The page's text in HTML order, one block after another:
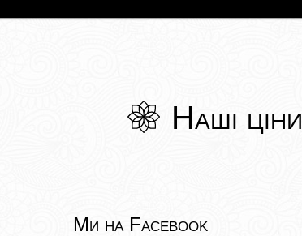
Наші ціни
Ми на Facebook